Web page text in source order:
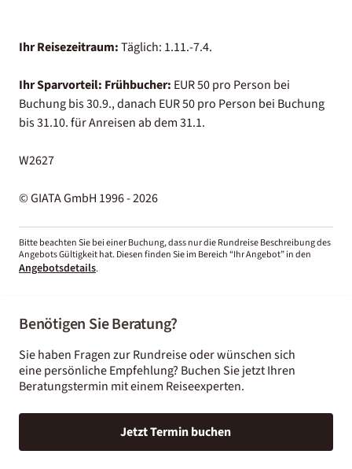
Ihr Reisezeitraum:Täglich: 1.11.-7.4.
Ihr Sparvorteil: Frühbucher: EUR 50 pro Person bei
Buchung bis 30.9., danach EUR 50 pro Person bei Buchung
bis 31.10. für Anreisen ab dem 31.1.
W2627
© GIATA GmbH 1996 - 2026
Bitte beachten Sie bei einer Buchung, dass nur die Rundreise Beschreibung des
Angebots Gültigkeit hat. Diesen finden Sie im Bereich “Ihr Angebot” in den
Angebotsdetails.
Benötigen Sie Beratung?
Sie haben Fragen zur Rundreise oder wünschen sich
eine persönliche Empfehlung? Buchen Sie jetzt Ihren
Beratungstermin mit einem Reiseexperten.
Jetzt Termin buchen